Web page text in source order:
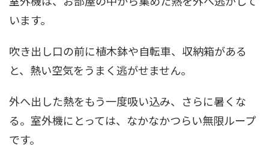
います。
吹き出し口の前に植木鉢や自転車、収納箱がある
と、熱い空気をうまく逃がせません。
外へ出した熱をもう一度吸い込み、さらに暑くな
る。室外機にとっては、なかなかつらい無限ループ
です。